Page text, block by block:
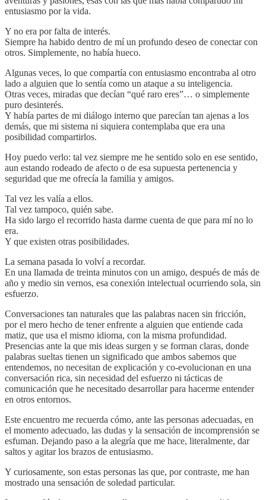
entusiasmo por la vida.
Y no era por falta de interés.
Siempre ha habido dentro de mí un profundo deseo de conectar con
otros. Simplemente, no había hueco.
Algunas veces, lo que compartía con entusiasmo encontraba al otro
lado a alguien que lo sentía como un ataque a su inteligencia.
Otras veces, miradas que decían “qué raro eres”… o simplemente
puro desinterés.
Y había partes de mi diálogo interno que parecían tan ajenas a los
demás, que mi sistema ni siquiera contemplaba que era una
posibilidad compartirlos.
Hoy puedo verlo: tal vez siempre me he sentido solo en ese sentido,
aun estando rodeado de afecto o de esa supuesta pertenencia y
seguridad que me ofrecía la familia y amigos.
Tal vez les valía a ellos.
Tal vez tampoco, quién sabe.
Ha sido largo el recorrido hasta darme cuenta de que para mí no lo
era.
Y que existen otras posibilidades.
La semana pasada lo volví a recordar.
En una llamada de treinta minutos con un amigo, después de más de
año y medio sin vernos, esa conexión intelectual ocurriendo sola, sin
esfuerzo.
Conversaciones tan naturales que las palabras nacen sin fricción,
por el mero hecho de tener enfrente a alguien que entiende cada
matiz, que usa el mismo idioma, con la misma profundidad.
Presencias ante la que mis ideas surgen y se forman claras, donde
palabras sueltas tienen un significado que ambos sabemos que
entendemos, no necesitan de explicación y co-evolucionan en una
conversación rica, sin necesidad del esfuerzo ni tácticas de
comunicación que he necesitado desarrollar para hacerme entender
en otros entornos.
Este encuentro me recuerda cómo, ante las personas adecuadas, en
el momento adecuado, las dudas y la sensación de incomprensión se
esfuman. Dejando paso a la alegría que me hace, literalmente, dar
saltos y agitar los brazos de entusiasmo.
Y curiosamente, son estas personas las que, por contraste, me han
mostrado una sensación de soledad particular.